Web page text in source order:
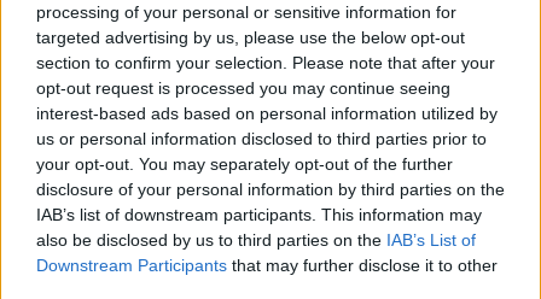
processing of your personal or sensitive information for
targeted advertising by us, please use the below opt-out
section to confirm your selection. Please note that after your
opt-out request is processed you may continue seeing
interest-based ads based on personal information utilized by
us or personal information disclosed to third parties prior to
your opt-out. You may separately opt-out of the further
disclosure of your personal information by third parties on the
IAB’s list of downstream participants. This information may
also be disclosed by us to third parties on the IAB’s List of
Downstream Participants that may further disclose it to other
Harminc év börtönre ítélte a bíróság az Iowa állambeli Sageville
Elementary School volt igazgatóját, aki az elmúlt...
Közoktatás
Eduline
Falhoz állította, és golflabdával dobálta a diákokat
egy 48 éves tanár